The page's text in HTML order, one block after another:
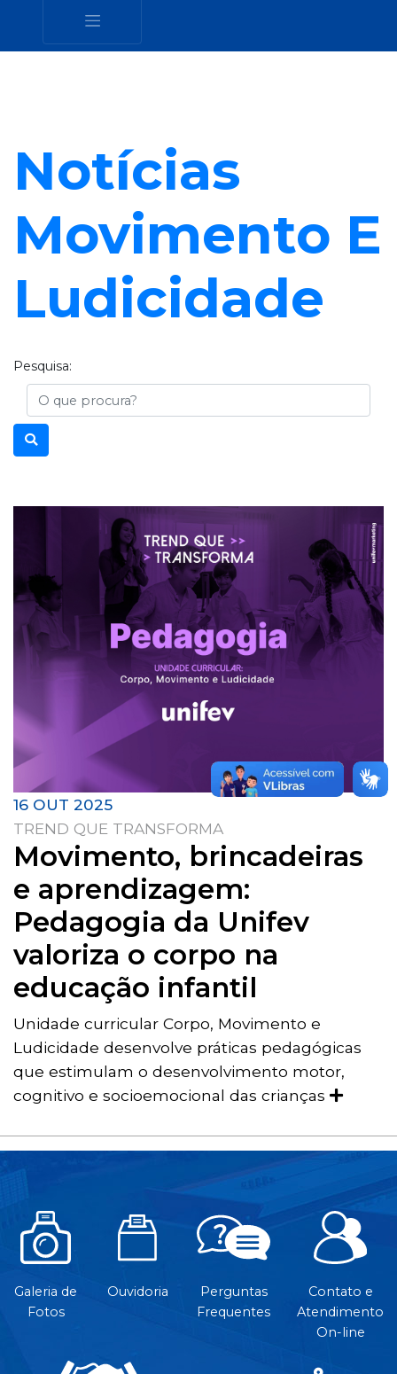
Notícias
Movimento E
Ludicidade
Pesquisa:
Busca
16 OUT 2025
TREND QUE TRANSFORMA
Movimento, brincadeiras
e aprendizagem:
Pedagogia da Unifev
valoriza o corpo na
educação infantil
Unidade curricular Corpo, Movimento e
Ludicidade desenvolve práticas pedagógicas
que estimulam o desenvolvimento motor,
cognitivo e socioemocional das crianças
Galeria de
Fotos
Ouvidoria
Perguntas
Frequentes
Contato e
Atendimento
On-line